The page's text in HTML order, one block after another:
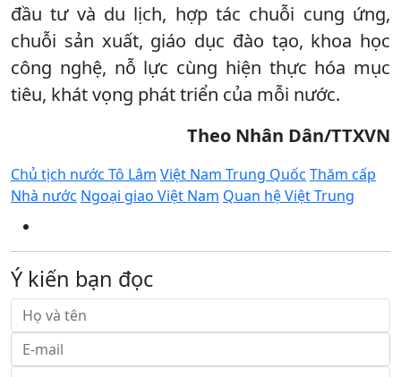
đầu tư và du lịch, hợp tác chuỗi cung ứng,
chuỗi sản xuất, giáo dục đào tạo, khoa học
công nghệ, nỗ lực cùng hiện thực hóa mục
tiêu, khát vọng phát triển của mỗi nước.
Theo Nhân Dân/TTXVN
Chủ tịch nước Tô Lâm Việt Nam Trung Quốc Thăm cấp
Nhà nước Ngoại giao Việt Nam Quan hệ Việt Trung
Ý kiến bạn đọc